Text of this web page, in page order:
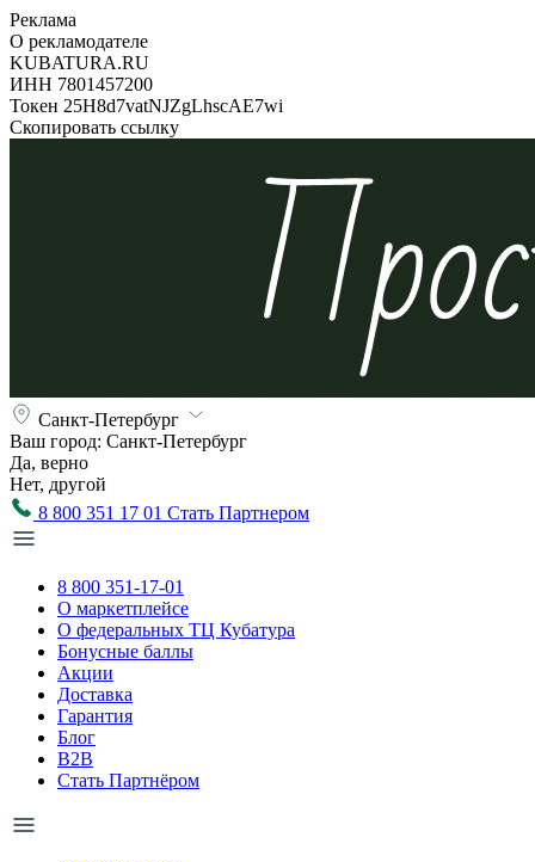
Реклама
О рекламодателе
KUBATURA.RU
ИНН 7801457200
Токен 25H8d7vatNJZgLhscAE7wi
Скопировать ссылку
Санкт-Петербург
Ваш город: Санкт-Петербург
Да, верно
Нет, другой
8 800 351 17 01 Стать Партнером
8 800 351-17-01
О маркетплейсе
О федеральных ТЦ Кубатура
Бонусные баллы
Акции
Доставка
Гарантия
Блог
B2B
Стать Партнёром